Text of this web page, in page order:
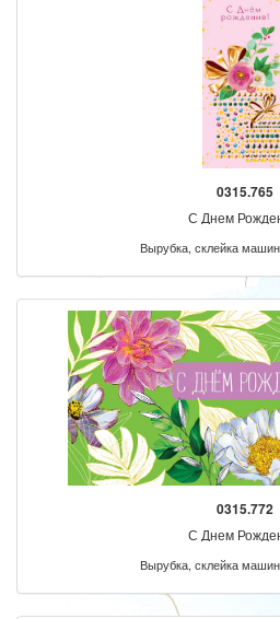
0315.765
С Днем
Вырубка, склейка
0315.772
С Днем
Вырубка, склейка